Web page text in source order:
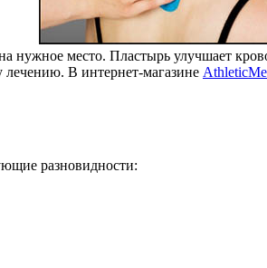
нужное место. Пластырь улучшает
В интернет-магазине
разновидности: